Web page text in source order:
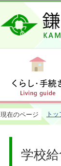
現在のページ ト
学校